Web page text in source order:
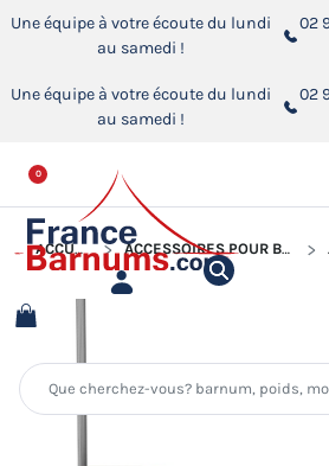
Une équipe à votre écoute du lundi
au samedi !
02
Une équipe à votre écoute du lundi
au samedi !
02
0
ACCUEIL ACCESSOIRES POUR BARNUMS PLIANTS